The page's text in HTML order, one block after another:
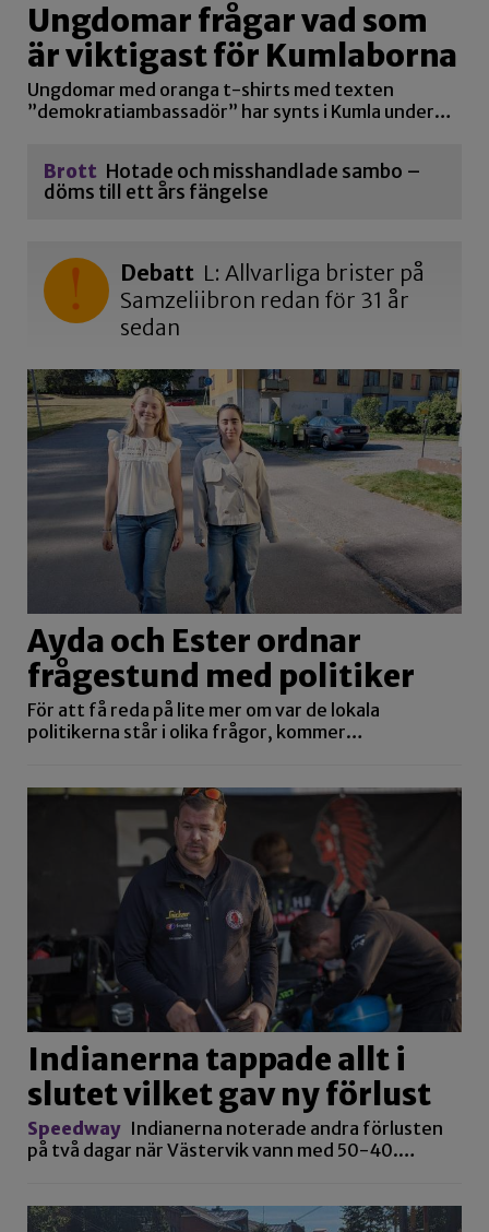
Ungdomar frågar vad som
är viktigast för Kumlaborna
Ungdomar med oranga t-shirts med texten
”demokratiambassadör” har synts i Kumla under…
Brott Hotade och misshandlade sambo –
döms till ett års fängelse
Debatt L: Allvarliga brister på
Samzeliibron redan för 31 år
sedan
Ayda och Ester ordnar
frågestund med politiker
För att få reda på lite mer om var de lokala
politikerna står i olika frågor, kommer…
Indianerna tappade allt i
slutet vilket gav ny förlust
Speedway Indianerna noterade andra förlusten
på två dagar när Västervik vann med 50-40.…